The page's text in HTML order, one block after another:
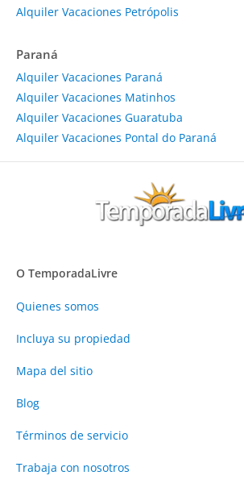
Alquiler Vacaciones Petrópolis
Paraná
Alquiler Vacaciones Paraná
Alquiler Vacaciones Matinhos
Alquiler Vacaciones Guaratuba
Alquiler Vacaciones Pontal do Paraná
O TemporadaLivre
Quienes somos
Incluya su propiedad
Mapa del sitio
Blog
Términos de servicio
Trabaja con nosotros